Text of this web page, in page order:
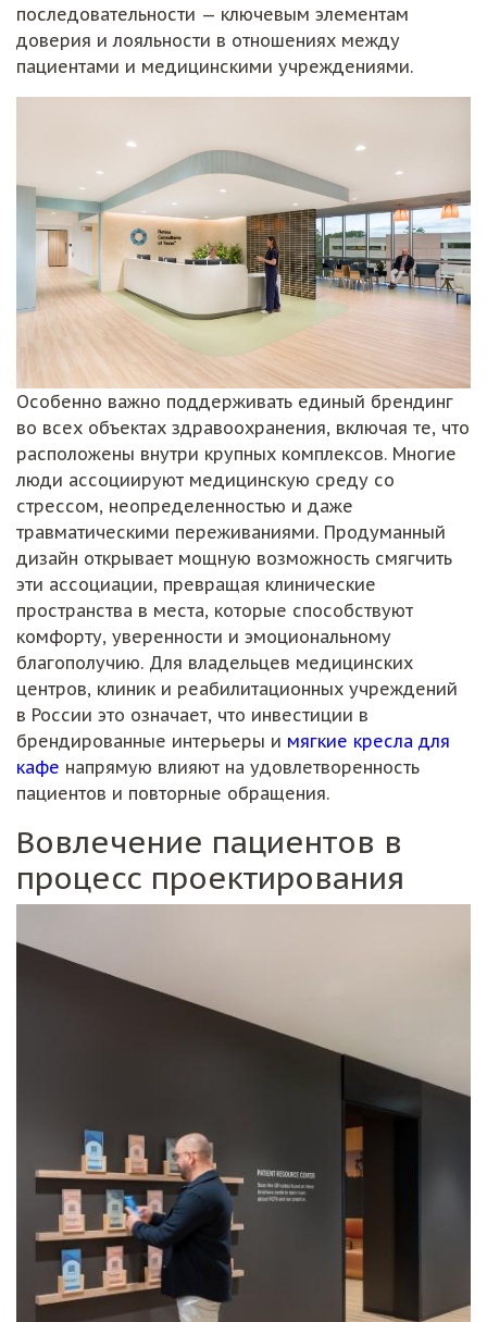
последовательности — ключевым элементам
доверия и лояльности в отношениях между
пациентами и медицинскими учреждениями.
Особенно важно поддерживать единый брендинг
во всех объектах здравоохранения, включая те, что
расположены внутри крупных комплексов. Многие
люди ассоциируют медицинскую среду со
стрессом, неопределенностью и даже
травматическими переживаниями. Продуманный
дизайн открывает мощную возможность смягчить
эти ассоциации, превращая клинические
пространства в места, которые способствуют
комфорту, уверенности и эмоциональному
благополучию. Для владельцев медицинских
центров, клиник и реабилитационных учреждений
в России это означает, что инвестиции в
брендированные интерьеры и мягкие кресла для
кафе напрямую влияют на удовлетворенность
пациентов и повторные обращения.
Вовлечение пациентов в
процесс проектирования